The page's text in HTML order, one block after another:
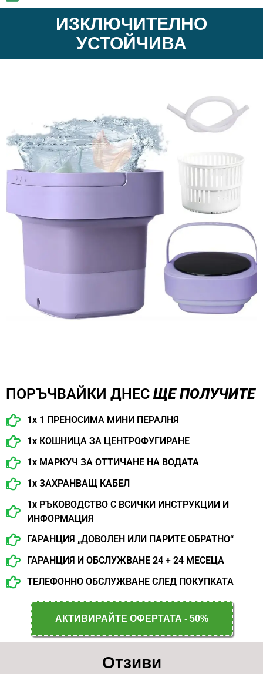
ИЗКЛЮЧИТЕЛНО
УСТОЙЧИВА
ПОРЪЧВАЙКИ ДНЕС ЩЕ ПОЛУЧИТЕ
1x 1 ПРЕНОСИМА МИНИ ПЕРАЛНЯ
1x КОШНИЦА ЗА ЦЕНТРОФУГИРАНЕ
1x МАРКУЧ ЗА ОТТИЧАНЕ НА ВОДАТА
1x ЗАХРАНВАЩ КАБЕЛ
1x РЪКОВОДСТВО С ВСИЧКИ ИНСТРУКЦИИ И
ИНФОРМАЦИЯ
ГАРАНЦИЯ „ДОВОЛЕН ИЛИ ПАРИТЕ ОБРАТНО“
ГАРАНЦИЯ И ОБСЛУЖВАНЕ 24 + 24 МЕСЕЦА
ТЕЛЕФОННО ОБСЛУЖВАНЕ СЛЕД ПОКУПКАТА
АКТИВИРАЙТЕ ОФЕРТАТА - 50%
Отзиви